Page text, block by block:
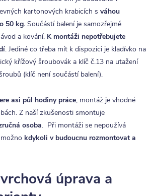
kartonových krabicích s váhou
50 kg. Součástí balení je samozřejmě
a kování. K montáži nepotřebujete
. Jediné co třeba mít k dispozici je kladívko na
křížový šroubovák a klíč č.13 na utažení
(klíč není součástí balení).
asi půl hodiny práce, montáž je vhodné
Z naší zkušenosti smontuje
osoba. Při montáži se nepoužívá
kdykoli v budoucnu rozmontovat a
úprava a